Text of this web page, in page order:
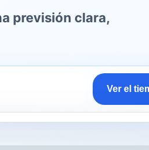
previsión clara,
Ver el